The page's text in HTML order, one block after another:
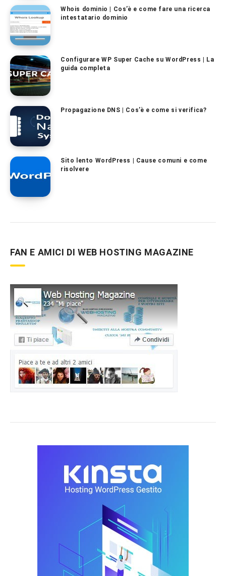
Whois dominio | Cos’è e come fare una ricerca
intestatario dominio
Configurare WP Super Cache su WordPress | La
guida completa
Propagazione DNS | Cos’è e come si verifica?
Sito lento WordPress | Cause comuni e come
risolvere
FAN E AMICI DI WEB HOSTING MAGAZINE